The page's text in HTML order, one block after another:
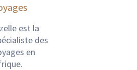
est la
des
en